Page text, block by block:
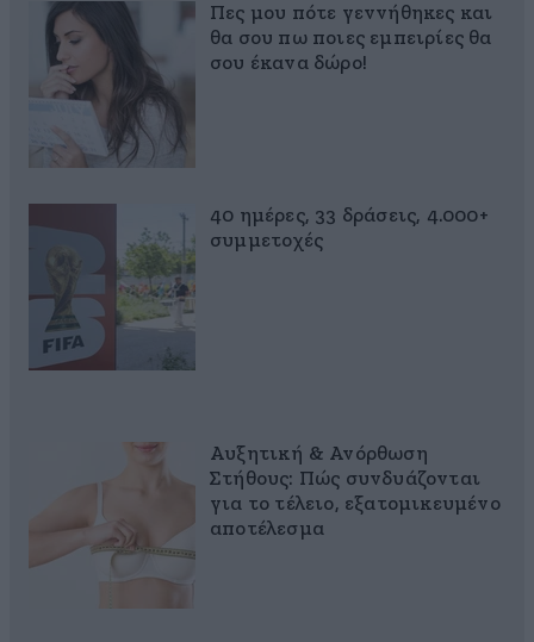
Πες μου πότε γεννήθηκες και
θα σου πω ποιες εμπειρίες θα
σου έκανα δώρο!
40 ημέρες, 33 δράσεις, 4.000+
συμμετοχές
Αυξητική & Ανόρθωση
Στήθους: Πώς συνδυάζονται
για το τέλειο, εξατομικευμένο
αποτέλεσμα